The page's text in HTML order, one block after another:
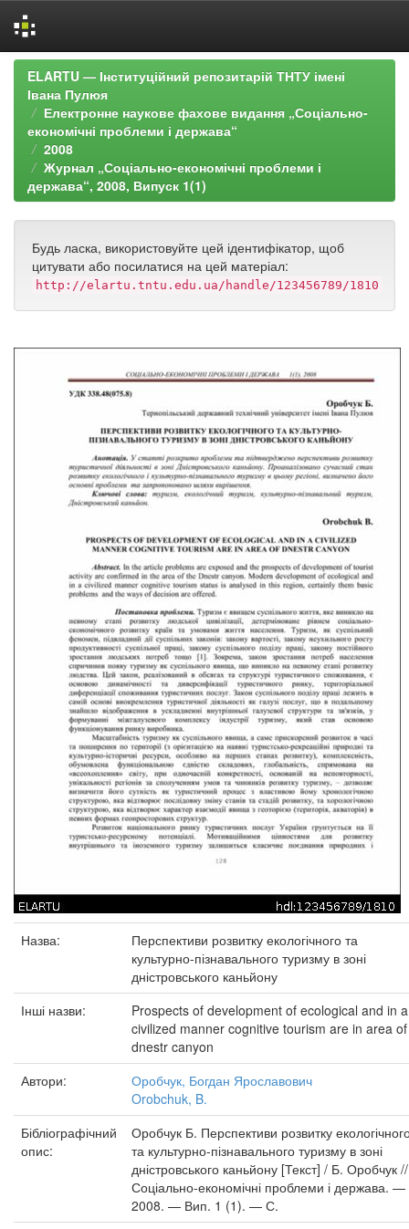
Skip
navigation
ELARTU — Інституційний репозитарій ТНТУ імені
Івана Пулюя
Електронне наукове фахове видання „Соціально-
економічні проблеми і держава“
2008
Журнал „Соціально-економічні проблеми і
держава“, 2008, Випуск 1(1)
Будь ласка, використовуйте цей ідентифікатор, щоб
цитувати або посилатися на цей матеріал:
http://elartu.tntu.edu.ua/handle/123456789/1810
Назва:
Перспективи розвитку екологічного та
культурно-пізнавального туризму в зоні
дністровського каньйону
Інші назви:
Prospects of development of ecological and in a
civilized manner cognitive tourism are in area of
dnestr canyon
Автори:
Оробчук, Богдан Ярославович
Orobchuk, B.
Бібліографічний
опис:
Оробчук Б. Перспективи розвитку
та культурно-пізнавального туризму в зоні
дністровського каньйону [Текст] / Б. Оробчук //
Соціально-економічні проблеми і держава. —
2008. — Вип. 1 (1). — С.